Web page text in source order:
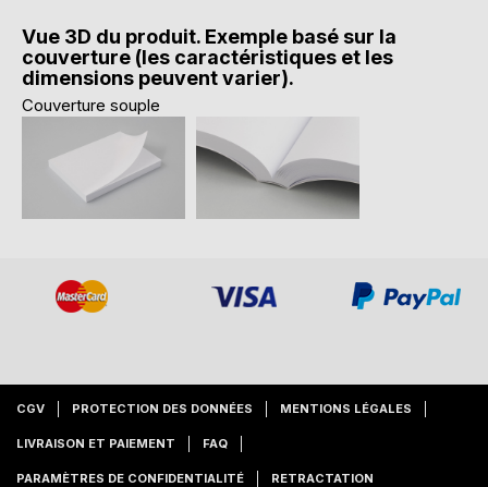
Vue 3D du produit. Exemple basé sur la
couverture (les caractéristiques et les
dimensions peuvent varier).
Couverture souple
CGV PROTECTION DES DONNÉES MENTIONS LÉGALES
LIVRAISON ET PAIEMENT FAQ
PARAMÈTRES DE CONFIDENTIALITÉ RETRACTATION